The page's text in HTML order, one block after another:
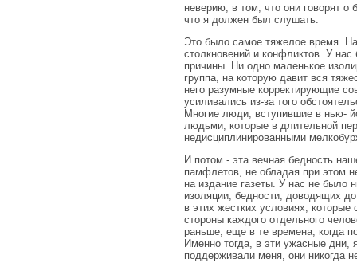
неверию, в том, что они говорят о
что я должен был слушать.
Это было самое тяжелое время.
столкновений и конфликтов. У
причины. Ни одно маленькое
группа, на которую давит вся
него разумные корректирующие
усиливались из-за того
Многие люди, вступившие в нью-
людьми, которые в длительной
недисциплинированными
И потом - эта вечная бедность
памфлетов, не обладая при этом
на издание газеты. У нас не было
изоляции, бедности, доводящих
в этих жестких условиях,
стороны каждого отдельного
раньше, еще в те времена, когда
Именно тогда, в эти ужасные
поддерживали меня, они никогда